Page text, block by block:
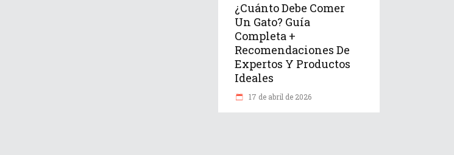
¿Cuánto Debe Comer
Un Gato? Guía
Completa +
Recomendaciones De
Expertos Y Productos
Ideales
17 de abril de 2026